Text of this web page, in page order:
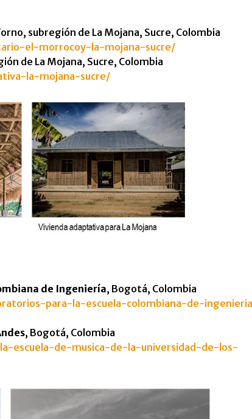
subregión de La Mojana, Sucre, Colombia
el-morrocoy-la-mojana-sucre/
de La Mojana, Sucre, Colombia
la-mojana-sucre/
de Ingeniería, Bogotá, Colombia
para-la-escuela-colombiana-de-
, Bogotá, Colombia
escuela-de-musica-de-la-universidad-de-los-